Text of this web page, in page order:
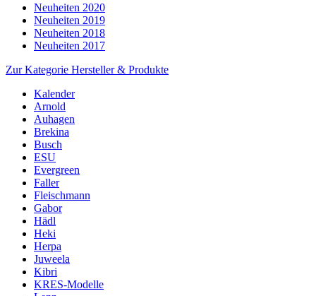
Neuheiten 2020
Neuheiten 2019
Neuheiten 2018
Neuheiten 2017
Zur Kategorie Hersteller & Produkte
Kalender
Arnold
Auhagen
Brekina
Busch
ESU
Evergreen
Faller
Fleischmann
Gabor
Hädl
Heki
Herpa
Juweela
Kibri
KRES-Modelle